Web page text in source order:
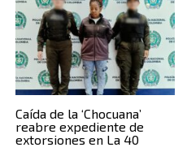
Caída de la ‘Chocuana’
reabre expediente de
extorsiones en La 40